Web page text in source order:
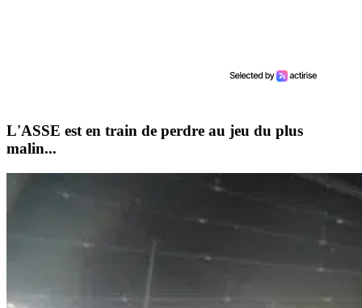
L'ASSE est en train de perdre au jeu du plus
malin...